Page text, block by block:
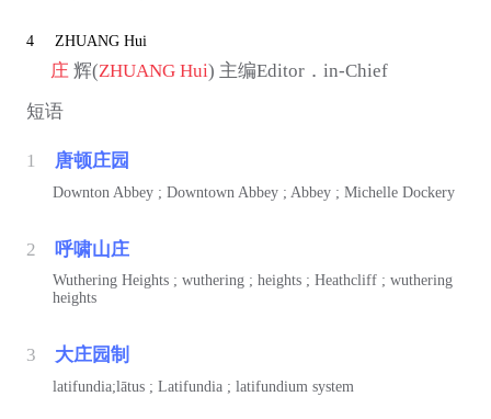
4 ZHUANG Hui
庄辉(ZHUANG Hui) 主编Editor．in-Chief
短语
1 唐顿庄园
Downton Abbey ; Downtown Abbey ; Abbey ; Michelle Dockery
2 呼啸山庄
Wuthering Heights ; wuthering ; heights ; Heathcliff ; wuthering
heights
3 大庄园制
latifundia;lātus ; Latifundia ; latifundium system